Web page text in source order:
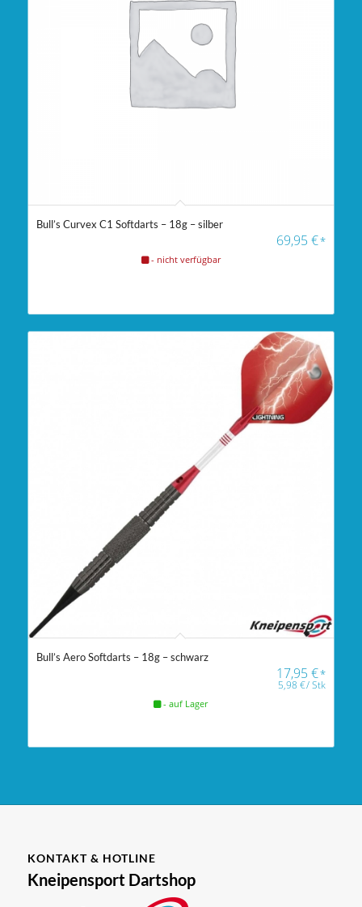
Bull’s Curvex C1 Softdarts – 18g – silber
69,95€*
- nicht verfügbar
Bull’s Aero Softdarts – 18g – schwarz
17,95€*
5,98€/Stk
- auf Lager
KONTAKT & HOTLINE
Kneipensport Dartshop